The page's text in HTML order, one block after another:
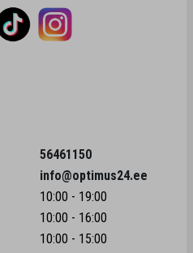
56461150
info@optimus24.ee
10:00 - 19:00
10:00 - 16:00
10:00 - 15:00